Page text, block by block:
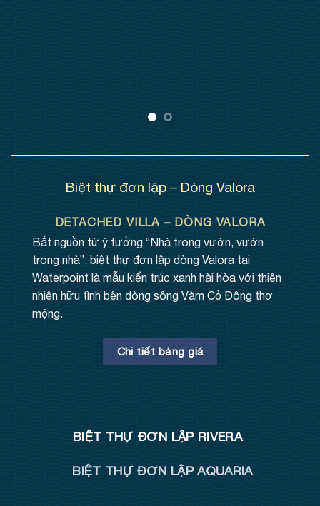
Biệt thự đơn lập – Dòng Valora
DETACHED VILLA – DÒNG VALORA
Bắt nguồn từ ý tưởng “Nhà trong vườn, vườn
trong nhà”, biệt thự đơn lập dòng Valora tại
Waterpoint là mẫu kiến trúc xanh hài hòa với thiên
nhiên hữu tình bên dòng sông Vàm Cỏ Đông thơ
mộng.
Chi tiết bảng giá
BIỆT THỰ ĐƠN LẬP RIVERA
BIỆT THỰ ĐƠN LẬP AQUARIA